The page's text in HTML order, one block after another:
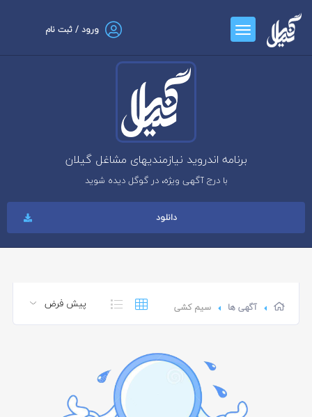
ورود / ثبت نام
برنامه اندروید نیازمندیهای مشاغل گیلان
با درج آگهی ویژه، در گوگل دیده شوید
دانلود
آگهی ها سیم کشی